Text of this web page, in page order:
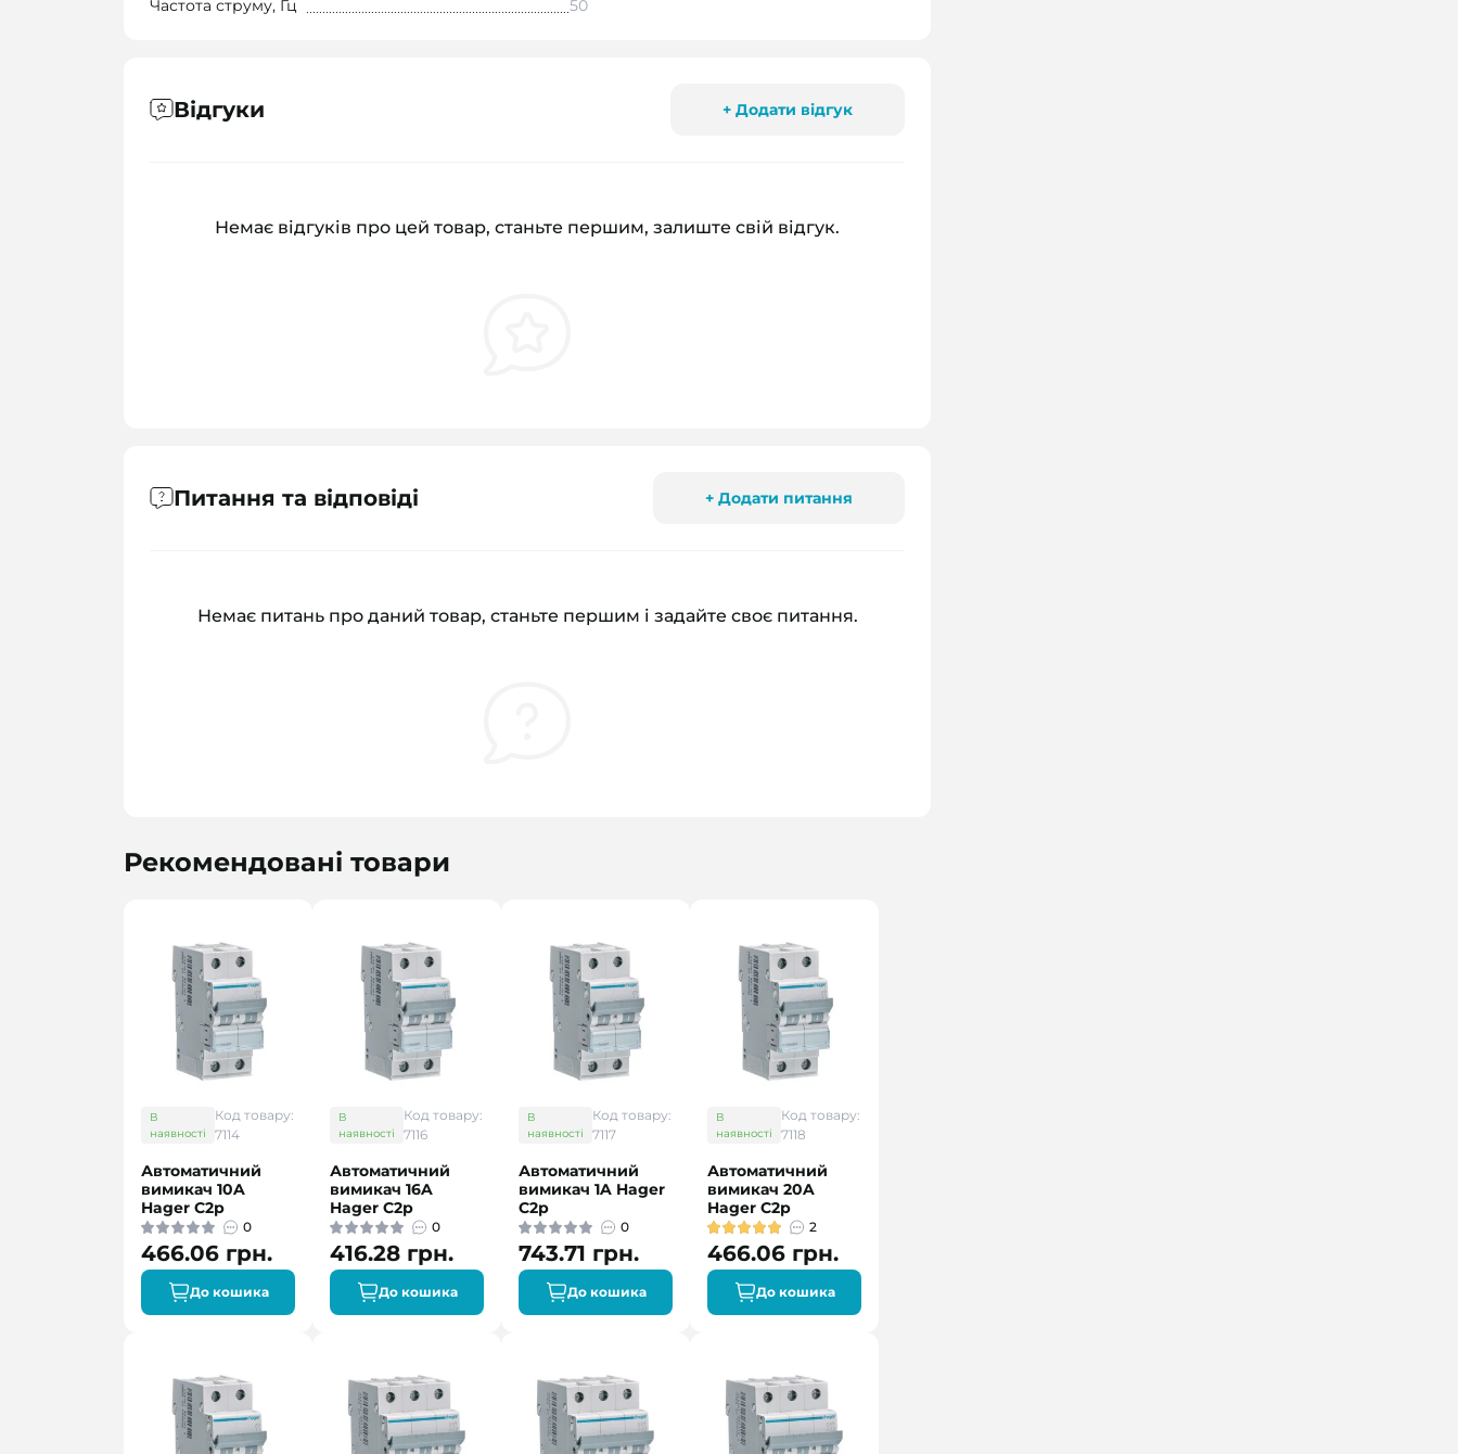
Частота струму, Гц
50
Відгуки + Додати відгук
Немає відгуків про цей товар, станьте першим, залиште свій відгук.
Питання та відповіді + Додати питання
Немає питань про даний товар, станьте першим і задайте своє питання.
Рекомендовані товари
В
наявності
Код товару:
7114
Автоматичний
вимикач 10A
Hager C2р
0
466.06 грн.
До кошика
В
наявності
Код товару:
7116
Автоматичний
вимикач 16A
Hager C2р
0
416.28 грн.
До кошика
В
наявності
Код товару:
7117
Автоматичний
вимикач 1A Hager
C2р
0
743.71 грн.
До кошика
В
наявності
Код товару:
7118
Автоматичний
вимикач 20A
Hager C2р
2
466.06 грн.
До кошика